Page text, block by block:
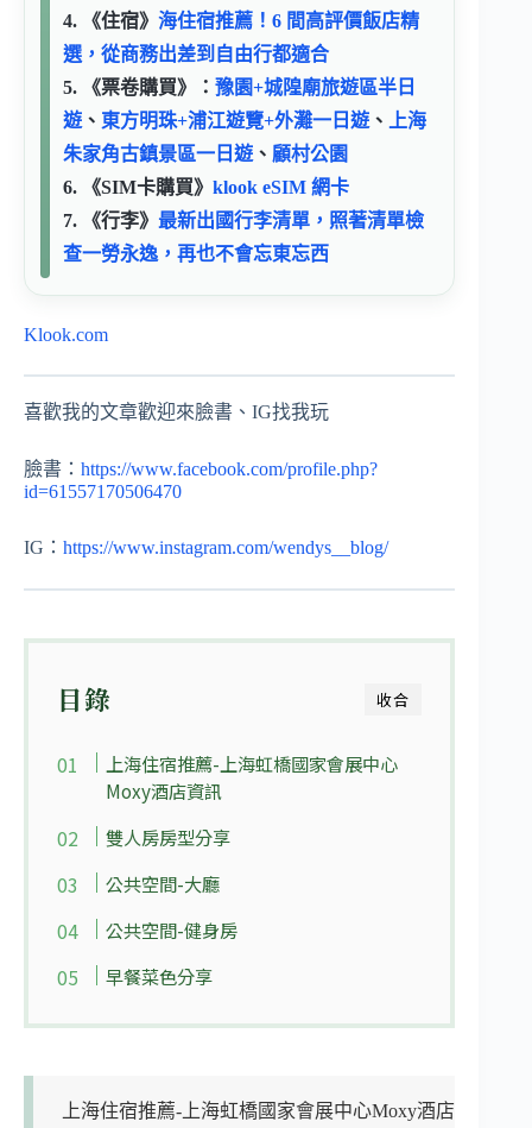
4. 《住宿》 海住宿推薦！6 間高評價飯店精
選，從商務出差到自由行都適合
5. 《票卷購買》： 豫園+城隍廟旅遊區半日
遊 、 東方明珠+浦江遊覽+外灘一日遊 、
上海
朱家角古鎮景區一日遊 、 顧村公園
6. 《SIM卡購買》 klook eSIM 網卡
7. 《行李》 最新出國行李清單，照著清單檢
查一勞永逸，再也不會忘東忘西
Klook.com
喜歡我的文章歡迎來臉書、IG找我玩
臉書： https://www.facebook.com/profile.php?
id=61557170506470
IG： https://www.instagram.com/wendys__blog/
收合
目錄
上海住宿推薦-上海虹橋國家會展中心
Moxy酒店資訊
雙人房房型分享
公共空間-大廳
公共空間-健身房
早餐菜色分享
上海住宿推薦-上海虹橋國家會展中心Moxy酒店